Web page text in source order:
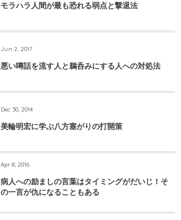
モラハラ人間が最も恐れる弱点と撃退法
Jun 2, 2017
悪い噂話を流す人と鵜呑みにする人への対処法
Dec 30, 2014
美輪明宏に学ぶ八方塞がりの打開策
Apr 8, 2016
病人への励ましの言葉はタイミングがだいじ！そ
の一言が仇になることもある